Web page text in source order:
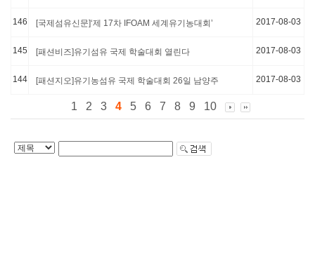
146 [국제섬유신문]‘제 17차 IFOAM 세계유기농대회’ 2017-08-03
145 [패션비즈]유기섬유 국제 학술대회 열린다 2017-08-03
144 [패션지오]유기농섬유 국제 학술대회 26일 남양주 2017-08-03
1 2 3 4 5 6 7 8 9 10